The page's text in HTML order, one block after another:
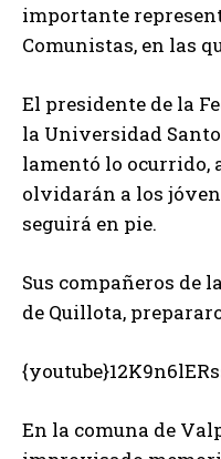
importante
Comunistas, en las
El presidente de la
la Universidad
lamentó lo ocurrido,
olvidarán a los
seguirá en pie.
Sus compañeros de
de Quillota,
En la comuna de